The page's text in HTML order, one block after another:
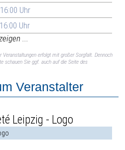
Uhr
Uhr
...
Veranstaltungen erfolgt mit großer Sorgfalt. Dennoch
schauen Sie ggf. auch auf die Seite des
Veranstalter